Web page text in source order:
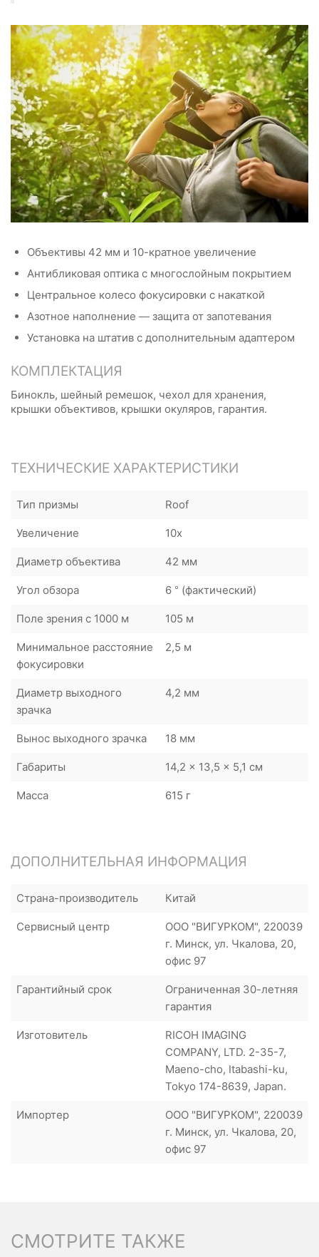
Объективы 42 мм и 10-кратное увеличение
Антибликовая оптика с многослойным покрытием
Центральное колесо фокусировки с накаткой
Азотное наполнение — защита от запотевания
Установка на штатив с дополнительным адаптером
КОМПЛЕКТАЦИЯ
Бинокль, шейный ремешок, чехол для хранения,
крышки объективов, крышки окуляров, гарантия.
ТЕХНИЧЕСКИЕ ХАРАКТЕРИСТИКИ
Тип призмы Roof
Увеличение 10x
Диаметр объектива 42 мм
Угол обзора 6 ° (фактический)
Поле зрения с 1000 м 105 м
Минимальное расстояние
фокусировки
2,5 м
Диаметр выходного
зрачка
4,2 мм
Вынос выходного зрачка 18 мм
Габариты 14,2 x 13,5 x 5,1 см
Масса 615 г
ДОПОЛНИТЕЛЬНАЯ ИНФОРМАЦИЯ
Страна-производитель Китай
Сервисный центр
ООО "ВИГУРКОМ", 220039
г. Минск, ул. Чкалова, 20,
офис 97
Гарантийный срок
Ограниченная 30-летняя
гарантия
Изготовитель
RICOH IMAGING
COMPANY, LTD. 2-35-7,
Maeno-cho, Itabashi-ku,
Tokyo 174-8639, Japan.
Импортер
ООО "ВИГУРКОМ", 220039
г. Минск, ул. Чкалова, 20,
офис 97
СМОТРИТЕ ТАКЖЕ